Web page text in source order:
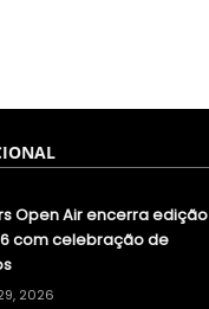
Open Air encerra edição
com celebração de
2026